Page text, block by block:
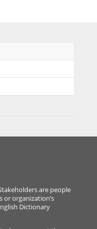
are people
or organization’s
Dictionary